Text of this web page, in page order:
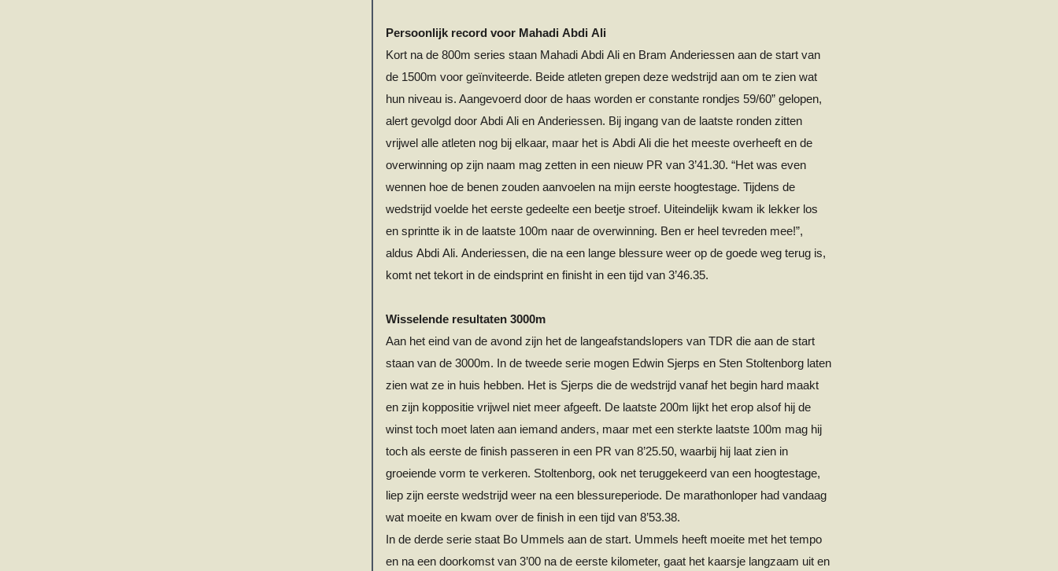
Persoonlijk record voor Mahadi Abdi Ali
Kort na de 800m series staan Mahadi Abdi Ali en Bram Anderiessen aan de start van
de 1500m voor geïnviteerde. Beide atleten grepen deze wedstrijd aan om te zien wat
hun niveau is. Aangevoerd door de haas worden er constante rondjes 59/60” gelopen,
alert gevolgd door Abdi Ali en Anderiessen. Bij ingang van de laatste ronden zitten
vrijwel alle atleten nog bij elkaar, maar het is Abdi Ali die het meeste overheeft en de
overwinning op zijn naam mag zetten in een nieuw PR van 3’41.30. “Het was even
wennen hoe de benen zouden aanvoelen na mijn eerste hoogtestage. Tijdens de
wedstrijd voelde het eerste gedeelte een beetje stroef. Uiteindelijk kwam ik lekker los
en sprintte ik in de laatste 100m naar de overwinning. Ben er heel tevreden mee!”,
aldus Abdi Ali. Anderiessen, die na een lange blessure weer op de goede weg terug is,
komt net tekort in de eindsprint en finisht in een tijd van 3’46.35.
Wisselende resultaten 3000m
Aan het eind van de avond zijn het de langeafstandslopers van TDR die aan de start
staan van de 3000m. In de tweede serie mogen Edwin Sjerps en Sten Stoltenborg laten
zien wat ze in huis hebben. Het is Sjerps die de wedstrijd vanaf het begin hard maakt
en zijn koppositie vrijwel niet meer afgeeft. De laatste 200m lijkt het erop alsof hij de
winst toch moet laten aan iemand anders, maar met een sterkte laatste 100m mag hij
toch als eerste de finish passeren in een PR van 8’25.50, waarbij hij laat zien in
groeiende vorm te verkeren. Stoltenborg, ook net teruggekeerd van een hoogtestage,
liep zijn eerste wedstrijd weer na een blessureperiode. De marathonloper had vandaag
wat moeite en kwam over de finish in een tijd van 8’53.38.
In de derde serie staat Bo Ummels aan de start. Ummels heeft moeite met het tempo
en na een doorkomst van 3’00 na de eerste kilometer, gaat het kaarsje langzaam uit en